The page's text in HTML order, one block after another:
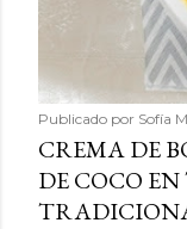
Publicado por Sofía
CREMA DE
DE COCO